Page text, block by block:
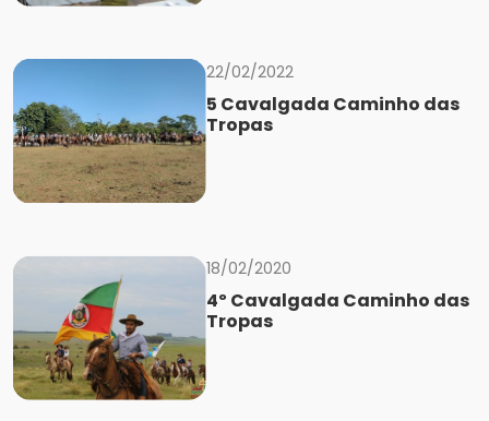
22/02/2022
5 Cavalgada Caminho das
Tropas
18/02/2020
4º Cavalgada Caminho das
Tropas